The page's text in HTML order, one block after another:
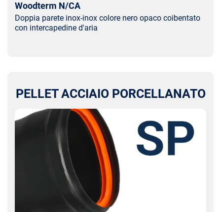
Woodterm N/CA
Doppia parete inox-inox colore nero opaco coibentato
con intercapedine d'aria
PELLET ACCIAIO PORCELLANATO